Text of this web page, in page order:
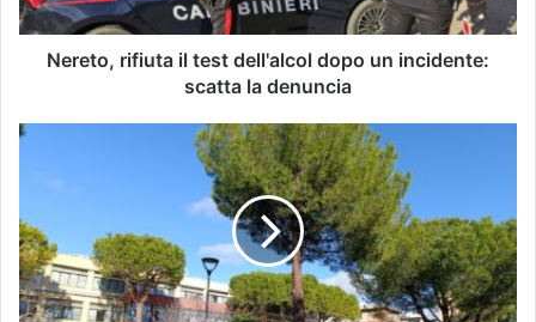
Nereto, rifiuta il test dell'alcol dopo un incidente:
scatta la denuncia